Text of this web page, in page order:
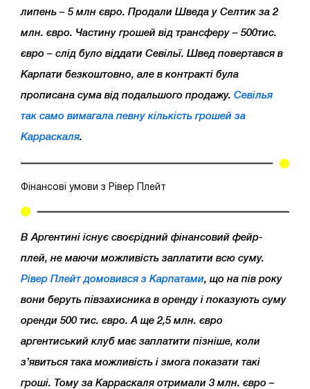
липень – 5 млн євро. Продали Шведа у Селтик за 2
млн. євро. Частину грошей від трансферу – 500тис.
євро – слід було віддати Севільї. Швед повертався в
Карпати безкоштовно, але в контракті була
прописана сума від подальшого продажу. Севілья
так само вимагала певну кількість грошей за
Карраскаля.
Фінансові умови з Рівер Плейт
В Аргентині існує своєрідний фінансовий фейр-
плей, не маючи можливість заплатити всю суму.
Рівер Плейт домовився з Карпатами, що на пів року
вони беруть півзахисника в оренду і показують суму
оренди 500 тис. євро. А ще 2,5 млн. євро
аргентиський клуб має заплатити пізніше, коли
з’явиться така можливість і змога показати такі
гроші. Тому за Карраскаля отримали 3 млн. євро –